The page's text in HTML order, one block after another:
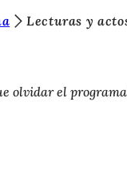
Lecturas y
olvidar el